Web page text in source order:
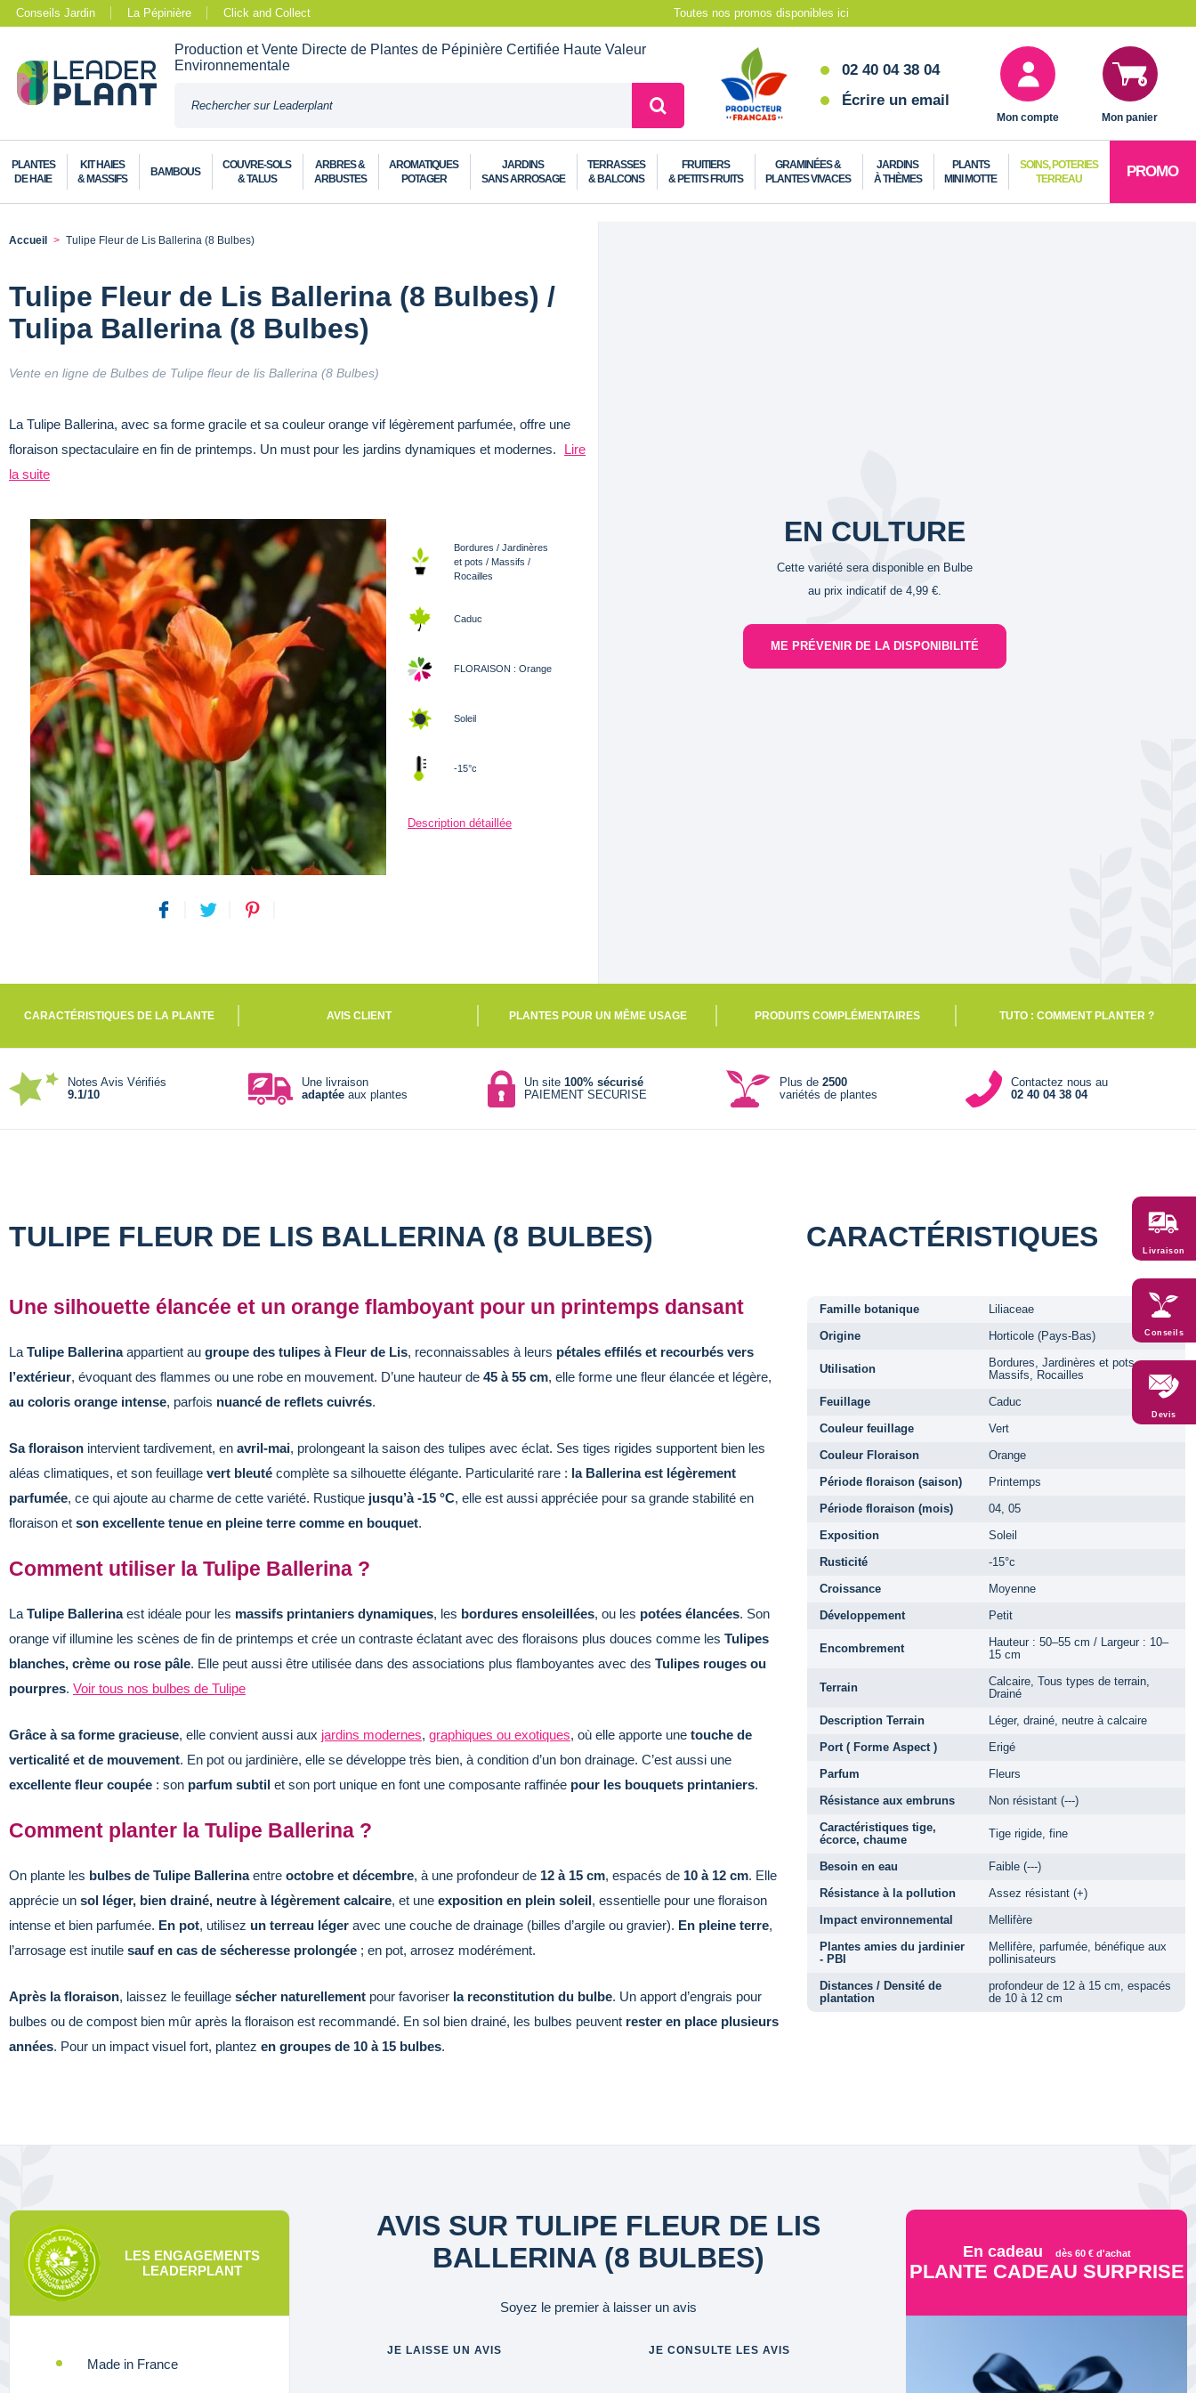
Conseils Jardin La Pépinière Click and Collect Toutes nos promos disponibles ici
Production et Vente Directe de Plantes de Pépinière Certifiée Haute Valeur
Environnementale
02 40 04 38 04
Écrire un email
Mon compte Mon panier
PLANTES
DE HAIE
KIT HAIES
& MASSIFS
BAMBOUS
COUVRE-SOLS
& TALUS
ARBRES &
ARBUSTES
AROMATIQUES
POTAGER
JARDINS
SANS ARROSAGE
TERRASSES
& BALCONS
FRUITIERS
& PETITS FRUITS
GRAMINÉES &
PLANTES VIVACES
JARDINS
À THÈMES
PLANTS
MINI MOTTE
SOINS, POTERIES
TERREAU
PROMO
Accueil Tulipe Fleur de Lis Ballerina (8 Bulbes)
Tulipe Fleur de Lis Ballerina (8 Bulbes) /
Tulipa Ballerina (8 Bulbes)
Vente en ligne de Bulbes de Tulipe fleur de lis Ballerina (8 Bulbes)
La Tulipe Ballerina, avec sa forme gracile et sa couleur orange vif légèrement parfumée, offre une
floraison spectaculaire en fin de printemps. Un must pour les jardins dynamiques et modernes.
Lire
la suite
Bordures / Jardinères
et pots / Massifs /
Rocailles
Caduc
FLORAISON : Orange
Soleil
-15°c
Description détaillée
EN CULTURE
Cette variété sera disponible en Bulbe
au prix indicatif de 4,99 €.
ME PRÉVENIR DE LA DISPONIBILITÉ
CARACTÉRISTIQUES DE LA PLANTE AVIS CLIENT PLANTES POUR UN MÊME USAGE PRODUITS COMPLÉMENTAIRES TUTO : COMMENT PLANTER ?
Notes Avis Vérifiés
9.1/10
Une livraison
adaptéeaux plantes
Un site 100% sécurisé
PAIEMENT SECURISE
Plus de2500
variétés de plantes
Contactez nous au
02 40 04 38 04
TULIPE FLEUR DE LIS BALLERINA (8 BULBES)
Une silhouette élancée et un orange flamboyant pour un printemps dansant
La Tulipe Ballerinaappartient au groupe des tulipes à Fleur de Lis, reconnaissables à leurs pétales effilés et recourbés vers
l’extérieur, évoquant des flammes ou une robe en mouvement. D’une hauteur de 45 à 55 cm, elle forme une fleur élancée et légère,
au coloris orange intense, parfois nuancé de reflets cuivrés.
Sa floraison intervient tardivement, en avril-mai, prolongeant la saison des tulipes avec éclat. Ses tiges rigides supportent bien les
aléas climatiques, et son feuillage vert bleuté complète sa silhouette élégante. Particularité rare : la Ballerina est légèrement
parfumée, ce qui ajoute au charme de cette variété. Rustique jusqu’à -15 °C, elle est aussi appréciée pour sa grande stabilité en
floraison et son excellente tenue en pleine terre comme en bouquet.
Comment utiliser la Tulipe Ballerina ?
La Tulipe Ballerinaest idéale pour les massifs printaniers dynamiques, les bordures ensoleillées, ou les potées élancées. Son
orange vif illumine les scènes de fin de printemps et crée un contraste éclatant avec des floraisons plus douces comme les Tulipes
blanches, crème ou rose pâle. Elle peut aussi être utilisée dans des associations plus flamboyantes avec des Tulipes rouges ou
pourpres. Voir tous nos bulbes de Tulipe
Grâce à sa forme gracieuse, elle convient aussi aux jardins modernes, graphiques ou exotiques, où elle apporte une touche de
verticalité et de mouvement. En pot ou jardinière, elle se développe très bien, à condition d’un bon drainage. C’est aussi une
excellente fleur coupée : son parfum subtil et son port unique en font une composante raffinée pour les bouquets printaniers.
Comment planter la Tulipe Ballerina ?
On plante les bulbes de Tulipe Ballerinaentre octobre et décembre, à une profondeur de 12 à 15 cm, espacés de 10 à 12 cm. Elle
apprécie un sol léger, bien drainé, neutre à légèrement calcaire, et une exposition en plein soleil, essentielle pour une floraison
intense et bien parfumée. En pot, utilisez un terreau léger avec une couche de drainage (billes d’argile ou gravier). En pleine terre,
l’arrosage est inutile sauf en cas de sécheresse prolongée ; en pot, arrosez modérément.
Après la floraison, laissez le feuillage sécher naturellement pour favoriser la reconstitution du bulbe. Un apport d’engrais pour
bulbes ou de compost bien mûr après la floraison est recommandé. En sol bien drainé, les bulbes peuvent rester en place plusieurs
années. Pour un impact visuel fort, plantez en groupes de 10 à 15 bulbes.
CARACTÉRISTIQUES
Famille botanique
Liliaceae
Origine
Horticole (Pays-Bas)
Utilisation
Bordures, Jardinères et pots,
Massifs, Rocailles
Feuillage
Caduc
Couleur feuillage
Vert
Couleur Floraison
Orange
Période floraison (saison)
Printemps
Période floraison (mois)
04, 05
Exposition
Soleil
Rusticité
-15°c
Croissance
Moyenne
Développement
Petit
Encombrement
Hauteur : 50–55 cm / Largeur : 10–
15 cm
Terrain
Calcaire, Tous types de terrain,
Drainé
Description Terrain
Léger, drainé, neutre à calcaire
Port ( Forme Aspect )
Erigé
Parfum
Fleurs
Résistance aux embruns
Non résistant (---)
Caractéristiques tige,
écorce, chaume
Tige rigide, fine
Besoin en eau
Faible (---)
Résistance à la pollution
Assez résistant (+)
Impact environnemental
Mellifère
Plantes amies du jardinier
- PBI
Mellifère, parfumée, bénéfique aux
pollinisateurs
Distances / Densité de
plantation
profondeur de 12 à 15 cm, espacés
de 10 à 12 cm
LES ENGAGEMENTS
LEADERPLANT
Made in France
AVIS SUR TULIPE FLEUR DE LIS
BALLERINA (8 BULBES)
Soyez le premier à laisser un avis
JE LAISSE UN AVIS JE CONSULTE LES AVIS
En cadeau dès 60 € d'achat
PLANTE CADEAU SURPRISE
Livraison
Conseils
Devis